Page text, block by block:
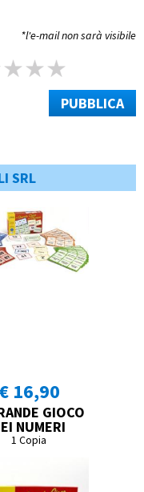
*l'e-mail non sarà visibile
PUBBLICA
SRL
€ 16,90
GIOCO
NUMERI
1 Copia